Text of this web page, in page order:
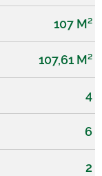
107 M²
107,61 M²
4
6
2